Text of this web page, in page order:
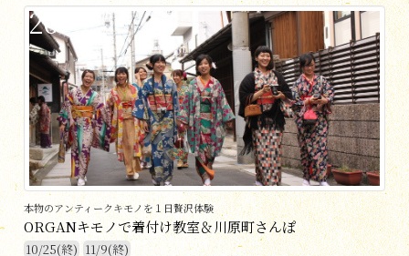
26
本物のアンティークキモノを１日贅沢体験
ORGANキモノで着付け教室＆川原町さんぽ
10/25(終) 11/9(終)